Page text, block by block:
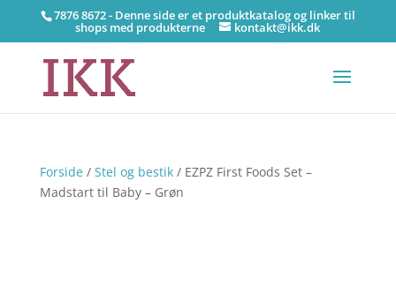
7876 8672 - Denne side er et produktkatalog og linker til
shops med produkterne kontakt@ikk.dk
Forside/ Stel og bestik/ EZPZ First Foods Set –
Madstart til Baby – Grøn